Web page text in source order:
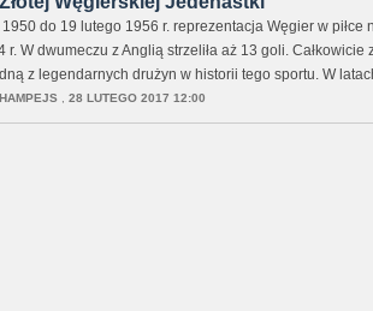
do 19 lutego 1956 r. reprezentacja Węgier w piłce
r. W dwumeczu z Anglią strzeliła aż 13 goli.
z legendarnych drużyn w historii tego sportu. W
, 28 LUTEGO 2017 12:00